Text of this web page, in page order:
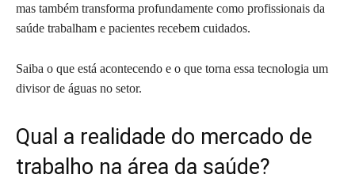
mas também transforma profundamente como profissionais da
saúde trabalham e pacientes recebem cuidados.
Saiba o que está acontecendo e o que torna essa tecnologia um
divisor de águas no setor.
Qual a realidade do mercado de
trabalho na área da saúde?